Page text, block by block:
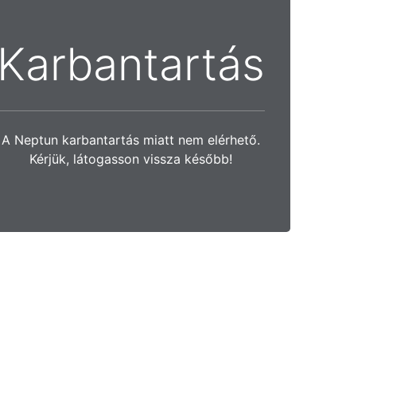
Karbantartás
A Neptun karbantartás miatt nem elérhető.
Kérjük, látogasson vissza később!